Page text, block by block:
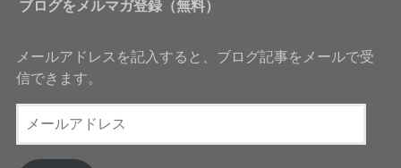
ブログをメルマガ登録（無料）
メールアドレスを記入すると、ブログ記事をメールで受
信できます。
ー